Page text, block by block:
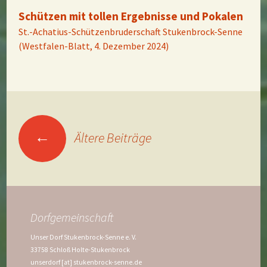
Schützen mit tollen Ergebnisse und Pokalen
St.-Achatius-Schützenbruderschaft Stukenbrock-Senne
(Westfalen-Blatt, 4. Dezember 2024)
Beitragsnavigation
← Ältere Beiträge
Dorfgemeinschaft
Unser Dorf Stukenbrock-Senne e. V.
33758 Schloß Holte-Stukenbrock
unserdorf [at] stukenbrock-senne.de